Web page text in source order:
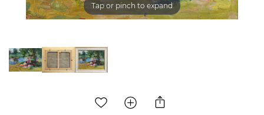
Tap or pinch to expand